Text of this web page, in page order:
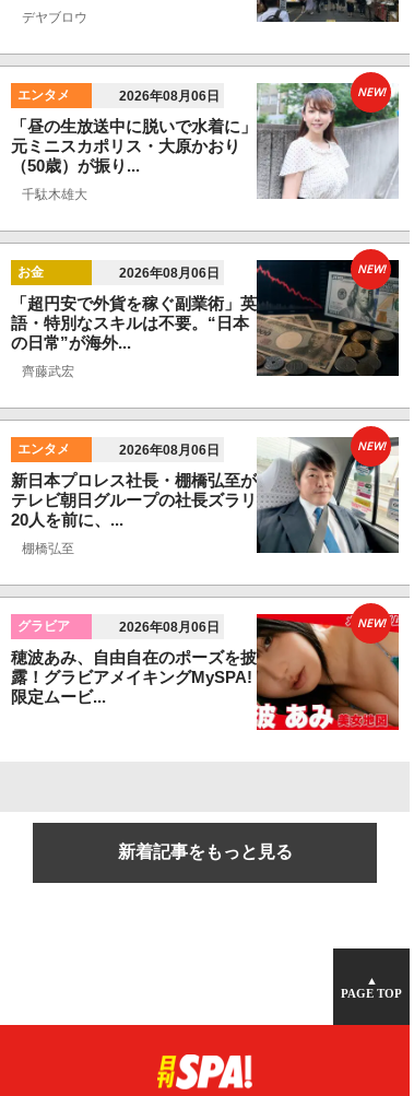
デヤブロウ
エンタメ 2026年08月06日
「昼の生放送中に脱いで水着に」
元ミニスカポリス・大原かおり
（50歳）が振り...
千駄木雄大
NEW!
お金 2026年08月06日
「超円安で外貨を稼ぐ副業術」英
語・特別なスキルは不要。“日本
の日常”が海外...
齊藤武宏
NEW!
エンタメ 2026年08月06日
新日本プロレス社長・棚橋弘至が
テレビ朝日グループの社長ズラリ
20人を前に、...
棚橋弘至
NEW!
グラビア 2026年08月06日
穂波あみ、自由自在のポーズを披
露！グラビアメイキングMySPA!
限定ムービ...
NEW!
新着記事をもっと見る
▲
PAGE TOP